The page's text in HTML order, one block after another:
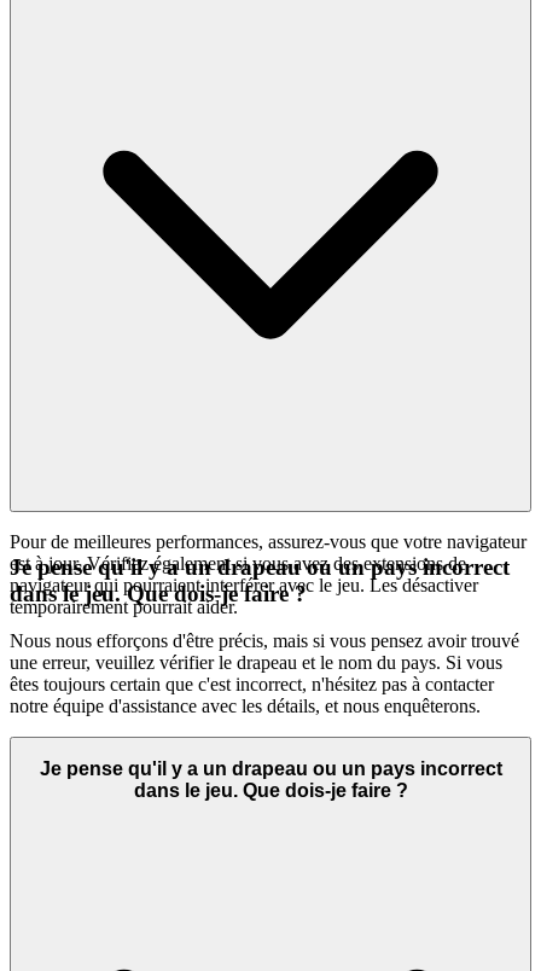
Pour de meilleures performances, assurez-vous que votre navigateur
est à jour. Vérifiez également si vous avez des extensions de
navigateur qui pourraient interférer avec le jeu. Les désactiver
temporairement pourrait aider.
Je pense qu'il y a un drapeau ou un pays incorrect
dans le jeu. Que dois-je faire ?
Nous nous efforçons d'être précis, mais si vous pensez avoir trouvé
une erreur, veuillez vérifier le drapeau et le nom du pays. Si vous
êtes toujours certain que c'est incorrect, n'hésitez pas à contacter
notre équipe d'assistance avec les détails, et nous enquêterons.
Je pense qu'il y a un drapeau ou un pays incorrect
dans le jeu. Que dois-je faire ?